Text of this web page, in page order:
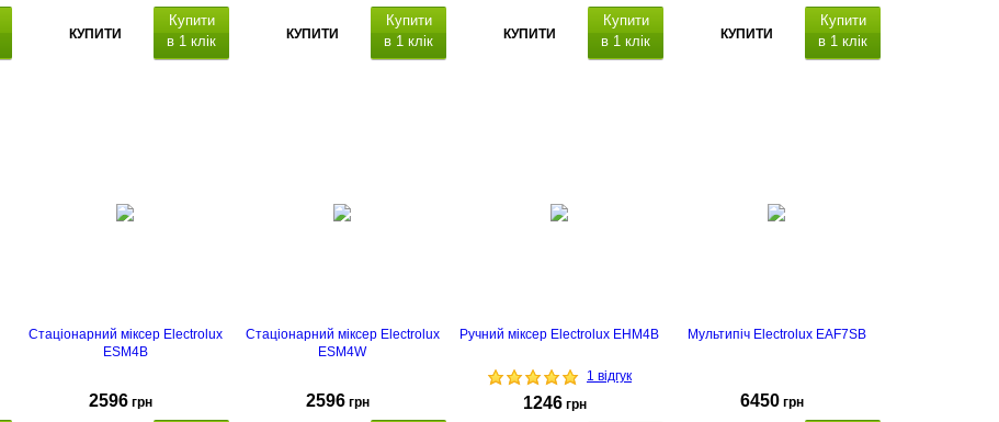
КУПИТИ
Купити
в 1 клік
КУПИТИ
Купити
в 1 клік
КУПИТИ
Купити
в 1 клік
КУПИТИ
Купити
в 1 клік
Стаціонарний міксер Electrolux
ESM4B
2596 грн
Стаціонарний міксер Electrolux
ESM4W
2596 грн
Ручний міксер Electrolux EHM4B
1 відгук
1246 грн
Мультипіч Electrolux EAF7SB
6450 грн